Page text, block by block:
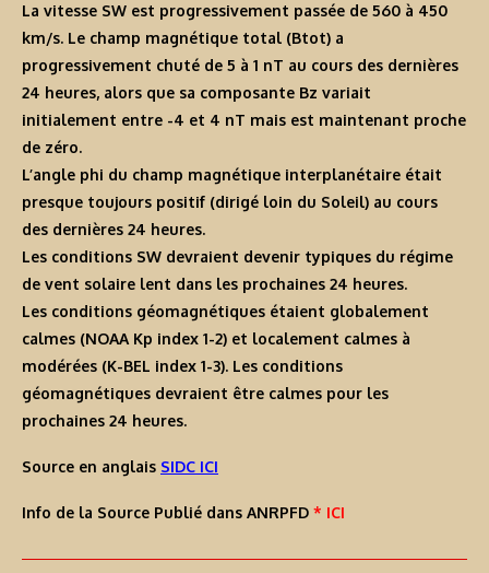
La vitesse SW est progressivement passée de 560 à 450
km/s. Le champ magnétique total (Btot) a
progressivement chuté de 5 à 1 nT au cours des dernières
24 heures, alors que sa composante Bz variait
initialement entre -4 et 4 nT mais est maintenant proche
de zéro.
L’angle phi du champ magnétique interplanétaire était
presque toujours positif (dirigé loin du Soleil) au cours
des dernières 24 heures.
Les conditions SW devraient devenir typiques du régime
de vent solaire lent dans les prochaines 24 heures.
Les conditions géomagnétiques étaient globalement
calmes (NOAA Kp index 1-2) et localement calmes à
modérées (K-BEL index 1-3). Les conditions
géomagnétiques devraient être calmes pour les
prochaines 24 heures.
Source en anglais SIDC ICI
Info de la Source Publié dans ANRPFD * ICI